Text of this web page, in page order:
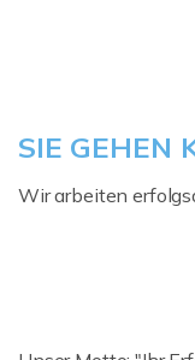
SIE GEHEN
Wir arbeiten